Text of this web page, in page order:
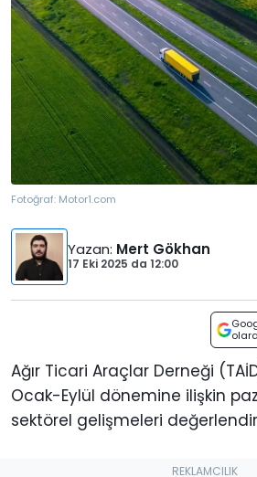
Fotoğraf: Motor1.com
Yazan: Mert Gökhan
17 Eki 2025 da 12:00
Ağır Ticari Araçlar Derneği
Ocak-Eylül dönemine ilişkin
sektörel gelişmeleri